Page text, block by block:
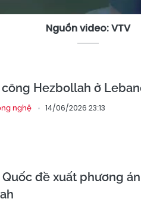
Nguồn video: VTV
công Hezbollah ở
nghệ 14/06/2026 23:13
đề xuất phương